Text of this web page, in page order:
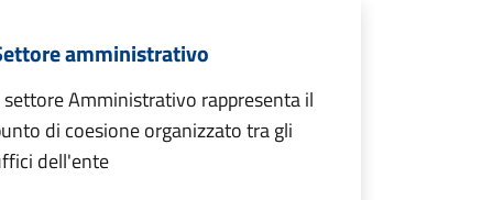
amministrativo
settore Amministrativo rappresenta il
di coesione organizzato tra gli
dell'ente